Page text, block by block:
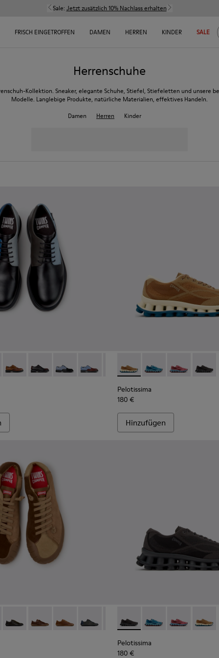
Sale: Jetzt zusätzlich 10% Nachlass erhalten
FRISCH EINGETROFFEN DAMEN HERREN KINDER SALE
Herrenschuhe
Kollektion. Sneaker, elegante Schuhe, Stiefel, Stiefeletten und unsere
Modelle. Langlebige Produkte, natürliche Materialien, effektives Handeln.
Damen
Herren Kinder
Materialien für Herren.
recycelten technischen Materialien für Herren.
aus recycelten technischen Materialien für Herren.
026 - Mehrfarbige Lederschuhe für Herren.
K100979-027
Twins - K100979-025 - Braune Lederschuhe für Herren.
Twins - K100979-022 - Schwarze Lederschuhe für
Twins - K100979-016
Twins - K100979-015
Twins - K100979-014
Twins - K100979-012
Twins - K100979-011
Twins -
Pelotissima - K101109-007
Pelotissima -Pelotissima -
Pelotissima
180 €
Hinzufügen
Nubuk für Herren.
001
014 - Braune Wildlederschuhe für Herren.
K101114-013 - Graue Lederschuhe für Herren.
Twins - K101114-012
Twins - K101114-011
Twins - K101114-010
Twins - K101114-009
Twins - K101114-008
Twins - K101114-007
Twins - K101114-006
Twins -
Pelotissima - K101109-006
Pelotissima -Pelotissima -
Pelotissima
180 €